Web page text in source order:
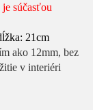
súčasťou
21cm
ako 12mm, bez
v interiéri